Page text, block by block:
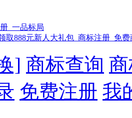
] 商标查询
免费注册 我